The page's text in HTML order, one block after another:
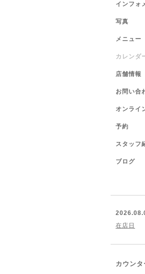
インフォ
写真
メニュー
カレンダ
店舗情報
お問い合
オンライ
予約
スタッフ
ブログ
在店日
カウンタ